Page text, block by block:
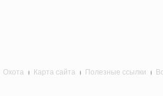
Охота Карта сайта Полезные ссылки